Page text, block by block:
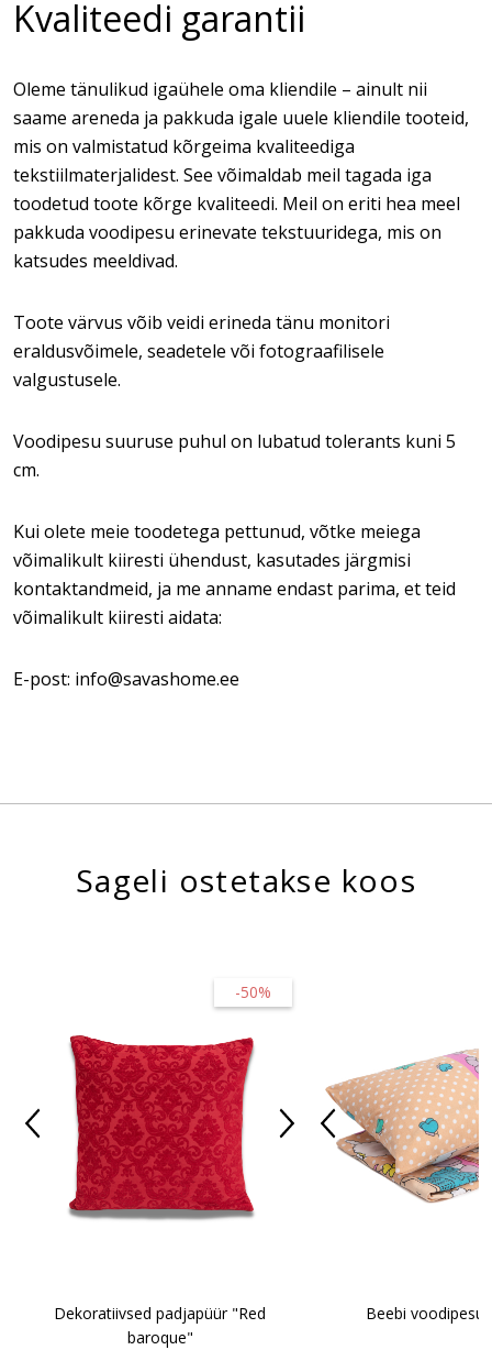
Kvaliteedi garantii
Oleme tänulikud igaühele oma kliendile – ainult nii
saame areneda ja pakkuda igale uuele kliendile tooteid,
mis on valmistatud kõrgeima kvaliteediga
tekstiilmaterjalidest. See võimaldab meil tagada iga
toodetud toote kõrge kvaliteedi. Meil on eriti hea meel
pakkuda voodipesu erinevate tekstuuridega, mis on
katsudes meeldivad.
Toote värvus võib veidi erineda tänu monitori
eraldusvõimele, seadetele või fotograafilisele
valgustusele.
Voodipesu suuruse puhul on lubatud tolerants kuni 5
cm.
Kui olete meie toodetega pettunud, võtke meiega
võimalikult kiiresti ühendust, kasutades järgmisi
kontaktandmeid, ja me anname endast parima, et teid
võimalikult kiiresti aidata:
E-post: info@savashome.ee
Sageli ostetakse koos
-50%
Dekoratiivsed padjapüür "Red
baroque"
Beebi voodipesu